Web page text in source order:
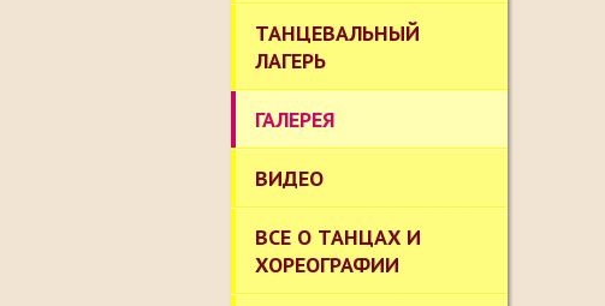
ТАНЦЕВАЛЬНЫЙ
ЛАГЕРЬ
ГАЛЕРЕЯ
ВИДЕО
ВСЕ О ТАНЦАХ И
ХОРЕОГРАФИИ